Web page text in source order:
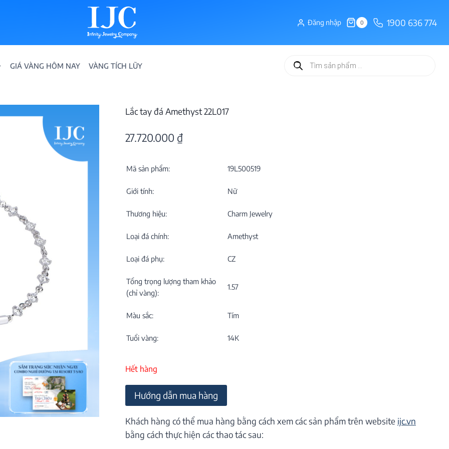
Đăng nhập 0 1900 636 774
GIÁ VÀNG HÔM NAY VÀNG TÍCH LŨY
Tìm
kiếm
Lắc tay đá Amethyst 22L017
27.720.000 ₫
Mã sản phẩm: 19L500519
Giới tính: Nữ
Thương hiệu: Charm Jewelry
Loại đá chính: Amethyst
Loại đá phụ: CZ
Tổng trọng lượng tham khảo
(chỉ vàng):
1.57
Màu sắc: Tím
Tuổi vàng: 14K
Hết hàng
Hướng dẫn mua hàng
Khách hàng có thể mua hàng bằng cách xem các sản phẩm trên website ijc.vn
bằng cách thực hiện các thao tác sau: